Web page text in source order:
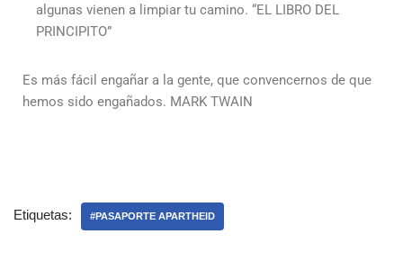
algunas vienen a limpiar tu camino. “EL LIBRO DEL
PRINCIPITO”
Es más fácil engañar a la gente, que convencernos de que
hemos sido engañados. MARK TWAIN
Etiquetas: #PASAPORTE APARTHEID